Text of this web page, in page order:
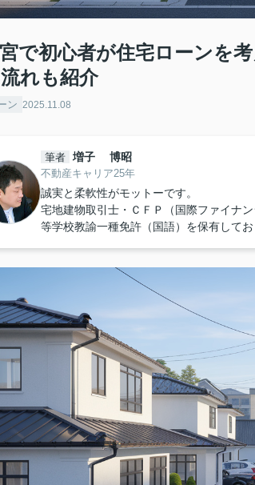
で初心者が住宅ローンを
れも紹介
ン 2025.11.08
筆者 増子 博昭
不動産キャリア25年
誠実と柔軟性がモットーです。
宅地建物取引士・ＣＦＰ（国際ファイナ
等学校教諭一種免許（国語）を保有してお